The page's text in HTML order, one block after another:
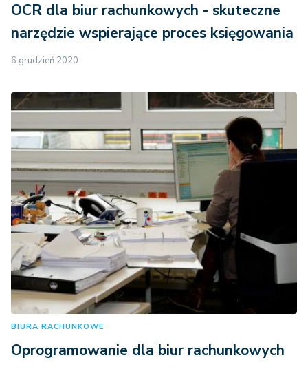
OCR dla biur rachunkowych - skuteczne
narzędzie wspierające proces księgowania
6 grudzień 2020
BIURA RACHUNKOWE
Oprogramowanie dla biur rachunkowych